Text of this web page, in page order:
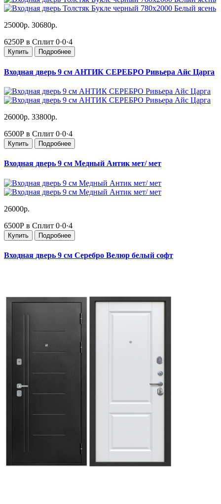
25000р. 30680р.
6250Р в Сплит 0·0·4
Купить Подробнее
Входная дверь 9 см АНТИК СЕРЕБРО Ривьера Айс Царга
26000р. 33800р.
6500Р в Сплит 0·0·4
Купить Подробнее
Входная дверь 9 см Медный Антик мет/ мет
26000р.
6500Р в Сплит 0·0·4
Купить Подробнее
Входная дверь 9 см Серебро Велюр белый софт